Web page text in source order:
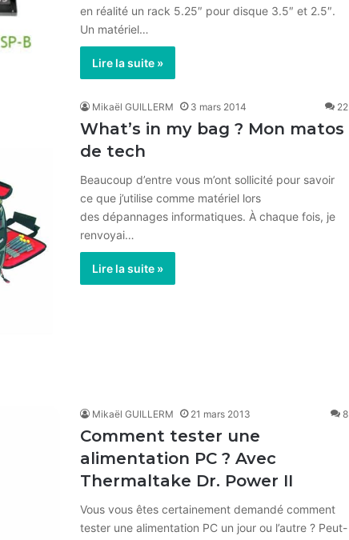
en réalité un rack 5.25″ pour disque 3.5″ et 2.5″.
Un matériel…
Lire la suite »
Mikaël GUILLERM 3 mars 2014 22
What’s in my bag ? Mon matos
de tech
Beaucoup d’entre vous m’ont sollicité pour savoir
ce que j’utilise comme matériel lors
des dépannages informatiques. À chaque fois, je
renvoyai…
Lire la suite »
Mikaël GUILLERM 21 mars 2013 8
Comment tester une
alimentation PC ? Avec
Thermaltake Dr. Power II
Vous vous êtes certainement demandé comment
tester une alimentation PC un jour ou l’autre ? Peut-